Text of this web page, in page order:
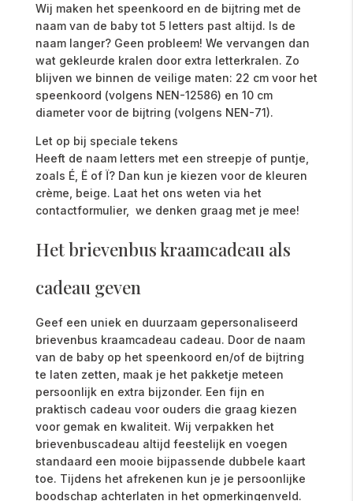
Wij maken het speenkoord en de bijtring met de
naam van de baby tot 5 letters past altijd. Is de
naam langer? Geen probleem! We vervangen dan
wat gekleurde kralen door extra letterkralen. Zo
blijven we binnen de veilige maten: 22 cm voor het
speenkoord (volgens NEN-12586) en 10 cm
diameter voor de bijtring (volgens NEN-71).
Let op bij speciale tekens
Heeft de naam letters met een streepje of puntje,
zoals É, Ë of Ï? Dan kun je kiezen voor de kleuren
crème, beige. Laat het ons weten via het
contactformulier, we denken graag met je mee!
Het brievenbus kraamcadeau als
cadeau geven
Geef een uniek en duurzaam gepersonaliseerd
brievenbus kraamcadeau cadeau. Door de naam
van de baby op het speenkoord en/of de bijtring
te laten zetten, maak je het pakketje meteen
persoonlijk en extra bijzonder. Een fijn en
praktisch cadeau voor ouders die graag kiezen
voor gemak en kwaliteit. Wij verpakken het
brievenbuscadeau altijd feestelijk en voegen
standaard een mooie bijpassende dubbele kaart
toe. Tijdens het afrekenen kun je je persoonlijke
boodschap achterlaten in het opmerkingenveld.